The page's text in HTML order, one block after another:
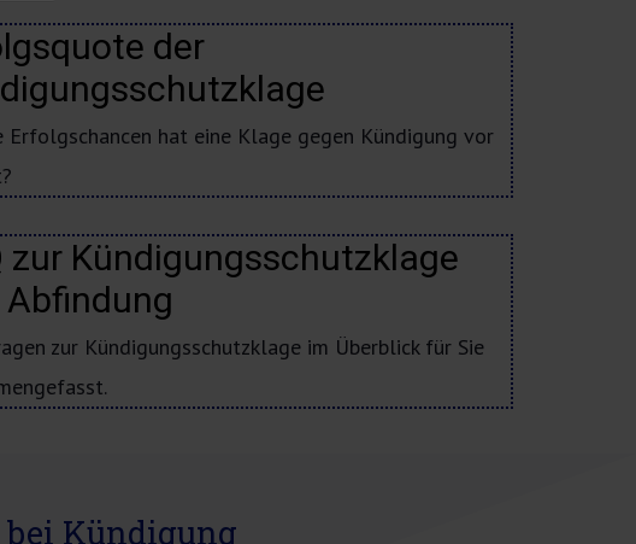
der
Erfolgschancen hat eine Klage gegen Kündigung vor
zur Kündigungsschutzklage
Abfindung
zur Kündigungsschutzklage im Überblick für Sie
Kündigung